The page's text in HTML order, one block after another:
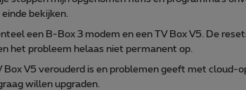
bekijken.
een B-Box 3 modem en een TV Box V5. De
het probleem helaas niet permanent op.
Box V5 verouderd is en problemen geeft met cloud-
willen upgraden.